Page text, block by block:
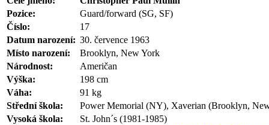
Pozice:
Guard/forward (SG, SF)
Číslo:
17
Datum narození: 30. července 1963
Místo narození:
Brooklyn, New York
Národnost:
Američan
Výška:
198 cm
Váha:
91 kg
Střední škola:
Power Memorial (NY), Xaverian (Brooklyn,
Vysoká škola:
St. John´s (1981-1985)